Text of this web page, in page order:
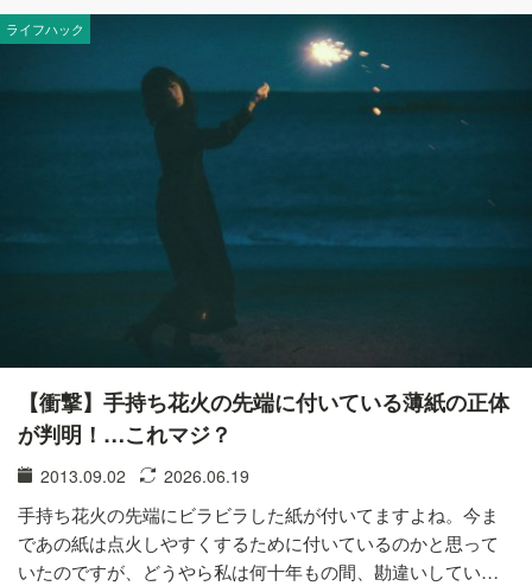
ライフハック
【衝撃】手持ち花火の先端に付いている薄紙の正体
が判明！…これマジ？
2013.09.02 2026.06.19
手持ち花火の先端にビラビラした紙が付いてますよね。今ま
であの紙は点火しやすくするために付いているのかと思って
いたのですが、どうやら私は何十年もの間、勘違いしてい…